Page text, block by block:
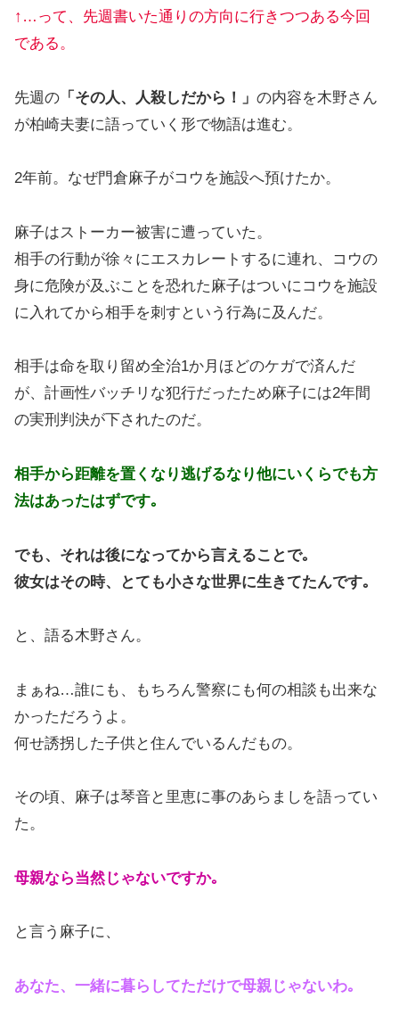
↑…って、先週書いた通りの方向に行きつつある今回
である。
先週の 「その人、人殺しだから！」 の内容を木野さん
が柏崎夫妻に語っていく形で物語は進む。
2年前。なぜ門倉麻子がコウを施設へ預けたか。
麻子はストーカー被害に遭っていた。
相手の行動が徐々にエスカレートするに連れ、コウの
身に危険が及ぶことを恐れた麻子はついにコウを施設
に入れてから相手を刺すという行為に及んだ。
相手は命を取り留め全治1か月ほどのケガで済んだ
が、計画性バッチリな犯行だったため麻子には2年間
の実刑判決が下されたのだ。
相手から距離を置くなり逃げるなり他にいくらでも方
法はあったはずです｡
でも、それは後になってから言えることで｡
彼女はその時、とても小さな世界に生きてたんです｡
と、語る木野さん。
まぁね…誰にも、もちろん警察にも何の相談も出来な
かっただろうよ。
何せ誘拐した子供と住んでいるんだもの。
その頃、麻子は琴音と里恵に事のあらましを語ってい
た。
母親なら当然じゃないですか｡
と言う麻子に、
あなた、一緒に暮らしてただけで母親じゃないわ｡